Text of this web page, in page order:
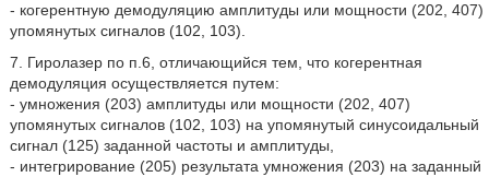
- когерентную демодуляцию амплитуды или мощности (202, 407)
упомянутых сигналов (102, 103).
7. Гиролазер по п.6, отличающийся тем, что когерентная
демодуляция осуществляется путем:
- умножения (203) амплитуды или мощности (202, 407)
упомянутых сигналов (102, 103) на упомянутый синусоидальный
сигнал (125) заданной частоты и амплитуды,
- интегрирование (205) результата умножения (203) на заданный